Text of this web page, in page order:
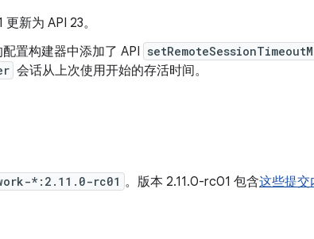
更新为 API 23。
配置构建器中添加了 API
会话从上次使用开始的存活时间。
*:2.11.0-rc01 。版本 2.11.0-rc01 包含这些提交